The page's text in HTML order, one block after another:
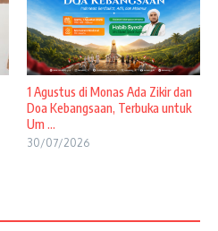
1 Agustus di Monas Ada Zikir dan
Doa Kebangsaan, Terbuka untuk
Um ...
30/07/2026